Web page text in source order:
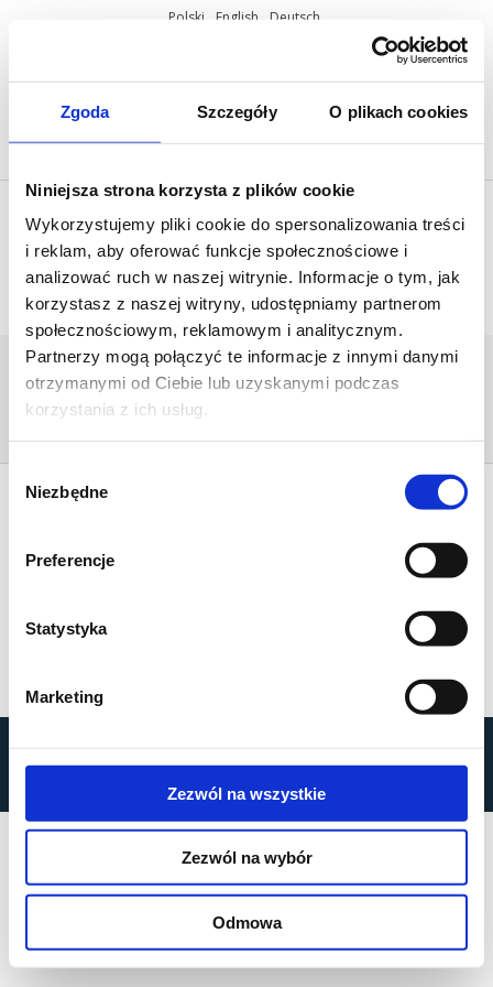
Zgoda Szczegóły O plikach cookies
Niniejsza strona korzysta z plików cookie
Wykorzystujemy pliki cookie do spersonalizowania treści
i reklam, aby oferować funkcje społecznościowe i
analizować ruch w naszej witrynie. Informacje o tym, jak
korzystasz z naszej witryny, udostępniamy partnerom
społecznościowym, reklamowym i analitycznym.
Partnerzy mogą połączyć te informacje z innymi danymi
otrzymanymi od Ciebie lub uzyskanymi podczas
korzystania z ich usług.
Wybór
zgody
Niezbędne
Preferencje
Statystyka
Marketing
Zezwól na wszystkie
Zezwól na wybór
Odmowa
Polski English Deutsch
+48 61 825 81 11
info@mobilus.pl
MOBILUS-M59-M-100-12-NHK-
APIS_860 KOPIA
Home / Mobilus M59 M NHK
100-12-nhk-apis_860 kopia
Privacy Policy